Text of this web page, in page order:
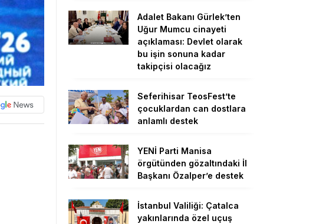
Adalet Bakanı Gürlek’ten
Uğur Mumcu cinayeti
açıklaması: Devlet olarak
bu işin sonuna kadar
takipçisi olacağız
Seferihisar TeosFest’te
çocuklardan can dostlara
anlamlı destek
YENİ Parti Manisa
örgütünden gözaltındaki İl
Başkanı Özalper’e destek
İstanbul Valiliği: Çatalca
yakınlarında özel uçuş